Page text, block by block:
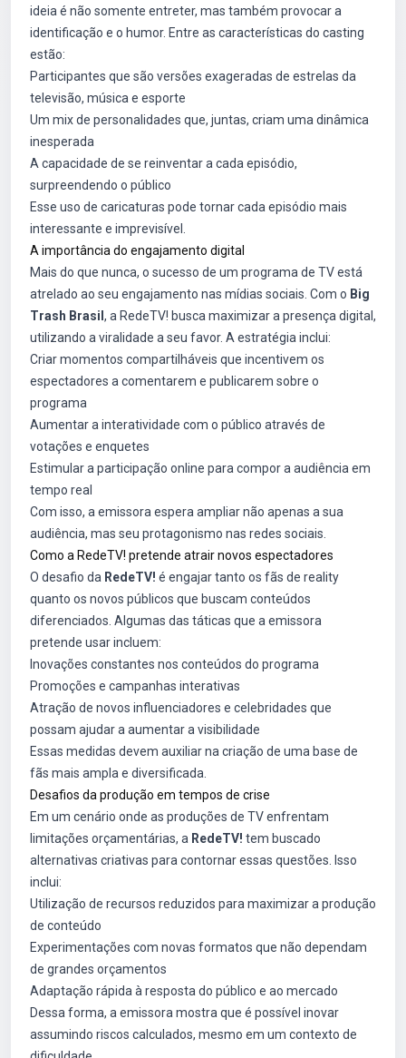
ideia é não somente entreter, mas também provocar a
identificação e o humor. Entre as características do casting
estão:
Participantes que são versões exageradas de estrelas da
televisão, música e esporte
Um mix de personalidades que, juntas, criam uma dinâmica
inesperada
A capacidade de se reinventar a cada episódio,
surpreendendo o público
Esse uso de caricaturas pode tornar cada episódio mais
interessante e imprevisível.
A importância do engajamento digital
Mais do que nunca, o sucesso de um programa de TV está
atrelado ao seu engajamento nas mídias sociais. Com o Big
Trash Brasil , a RedeTV! busca maximizar a presença digital,
utilizando a viralidade a seu favor. A estratégia inclui:
Criar momentos compartilháveis que incentivem os
espectadores a comentarem e publicarem sobre o
programa
Aumentar a interatividade com o público através de
votações e enquetes
Estimular a participação online para compor a audiência em
tempo real
Com isso, a emissora espera ampliar não apenas a sua
audiência, mas seu protagonismo nas redes sociais.
Como a RedeTV! pretende atrair novos espectadores
O desafio da RedeTV! é engajar tanto os fãs de reality
quanto os novos públicos que buscam conteúdos
diferenciados. Algumas das táticas que a emissora
pretende usar incluem:
Inovações constantes nos conteúdos do programa
Promoções e campanhas interativas
Atração de novos influenciadores e celebridades que
possam ajudar a aumentar a visibilidade
Essas medidas devem auxiliar na criação de uma base de
fãs mais ampla e diversificada.
Desafios da produção em tempos de crise
Em um cenário onde as produções de TV enfrentam
limitações orçamentárias, a RedeTV! tem buscado
alternativas criativas para contornar essas questões. Isso
inclui:
Utilização de recursos reduzidos para maximizar a produção
de conteúdo
Experimentações com novas formatos que não dependam
de grandes orçamentos
Adaptação rápida à resposta do público e ao mercado
Dessa forma, a emissora mostra que é possível inovar
assumindo riscos calculados, mesmo em um contexto de